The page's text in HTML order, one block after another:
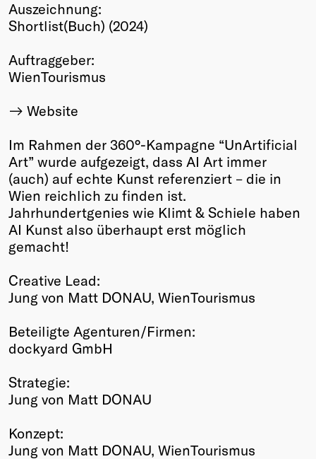
Auszeichnung:
Shortlist(Buch) (2024)
Auftraggeber:
WienTourismus
Website
Im Rahmen der 360°-Kampagne “UnArtificial
Art” wurde aufgezeigt, dass AI Art immer
(auch) auf echte Kunst referenziert – die in
Wien reichlich zu finden ist.
Jahrhundertgenies wie Klimt & Schiele haben
AI Kunst also überhaupt erst möglich
gemacht!
Creative Lead:
Jung von Matt DONAU, WienTourismus
Beteiligte Agenturen/Firmen:
dockyard GmbH
Strategie:
Jung von Matt DONAU
Konzept:
Jung von Matt DONAU, WienTourismus